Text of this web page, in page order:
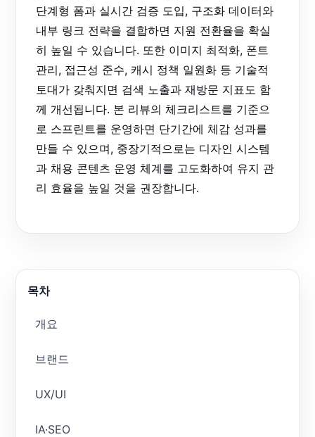
단계형 폼과 실시간 검증 도입, 구조화 데이터와
내부 링크 전략을 결합하면 지원 전환율을 확실
히 높일 수 있습니다. 또한 이미지 최적화, 폰트
관리, 접근성 준수, 캐시 정책 일원화 등 기술적
토대가 갖춰지면 검색 노출과 재방문 지표도 함
께 개선됩니다. 본 리뷰의 체크리스트를 기준으
로 스프린트를 운영하면 단기간에 체감 성과를
만들 수 있으며, 중장기적으로는 디자인 시스템
과 채용 콘텐츠 운영 체계를 고도화하여 유지 관
리 효율을 높일 것을 권장합니다.
목차
개요
브랜드
UX/UI
IA·SEO